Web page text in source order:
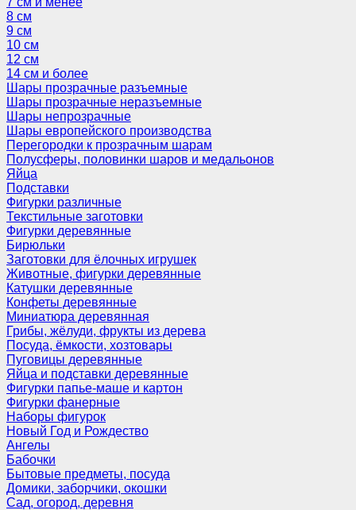
8 см
9 см
10 см
12 см
14 см и более
Шары прозрачные разъемные
Шары прозрачные неразъемные
Шары непрозрачные
Шары европейского производства
Перегородки к прозрачным шарам
Полусферы, половинки шаров и медальонов
Яйца
Подставки
Фигурки различные
Текстильные заготовки
Фигурки деревянные
Бирюльки
Заготовки для ёлочных игрушек
Животные, фигурки деревянные
Катушки деревянные
Конфеты деревянные
Миниатюра деревянная
Грибы, жёлуди, фрукты из дерева
Посуда, ёмкости, хозтовары
Пуговицы деревянные
Яйца и подставки деревянные
Фигурки папье-маше и картон
Фигурки фанерные
Наборы фигурок
Новый Год и Рождество
Ангелы
Бабочки
Бытовые предметы, посуда
Домики, заборчики, окошки
Сад, огород, деревня